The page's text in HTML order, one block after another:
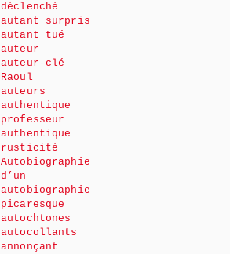
déclenché
autant surpris
autant tué
auteur
auteur-clé
Raoul
auteurs
authentique
professeur
authentique
rusticité
Autobiographie
d’un
autobiographie
picaresque
autochtones
autocollants
annonçant